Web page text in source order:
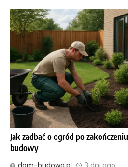
Jak zadbać o ogród po zakończeniu
budowy
dom-budowa.pl 3 dni ago